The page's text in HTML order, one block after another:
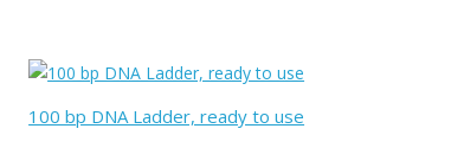
100 bp DNA Ladder, ready to use